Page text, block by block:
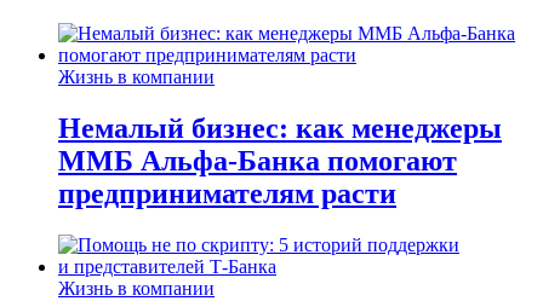
Жизнь в компании
Немалый бизнес: как менеджеры
ММБ Альфа-Банка помогают
предпринимателям расти
Жизнь в компании